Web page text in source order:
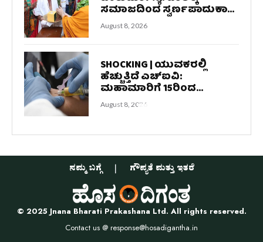
ಸಮಾಜದಿಂದ ಸ್ವರ್ಣಪಾದುಕಾ...
August 8, 2026
SHOCKING | ಯುವಕರಲ್ಲಿ
ಹೆಚ್ಚುತ್ತಿದೆ ಎಚ್‌ಐವಿ:
ಮಹಾಮಾರಿಗೆ 15ರಿಂದ...
August 8, 2026
ನಮ್ಮ ಬಗ್ಗೆ ಗೌಪ್ಯತೆ ಮತ್ತು ಇತರೆ
© 2025 Jnana Bharati Prakashana Ltd. All rights reserved.
Contact us @ response@hosadigantha.in